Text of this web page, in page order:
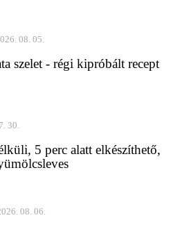
08. 05.
szelet - régi kipróbált recept
30.
5 perc alatt elkészíthető,
08. 06.